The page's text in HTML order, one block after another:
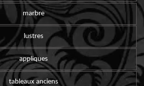
marbre
lustres
appliques
tableaux anciens